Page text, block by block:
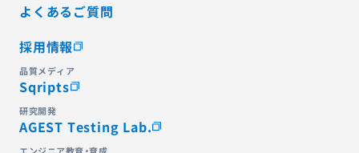
よくあるご質問
採用情報
品質メディア
Sqripts
研究開発
AGEST Testing Lab.